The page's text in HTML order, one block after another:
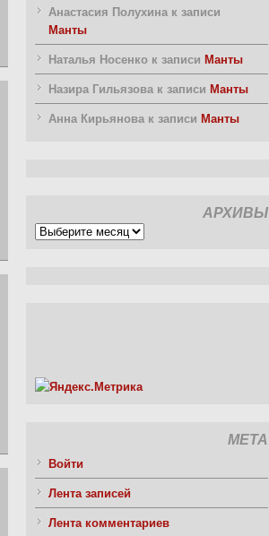
Анастасия Полухина к записи
Манты
Наталья Носенко к записи Манты
Назира Гильязова к записи Манты
Анна Кирьянова к записи Манты
АРХИВЫ
Архивы
МЕТА
Войти
Лента записей
Лента комментариев